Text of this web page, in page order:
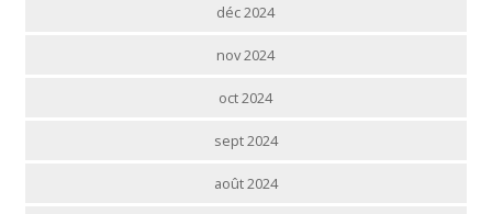
déc 2024
nov 2024
oct 2024
sept 2024
août 2024